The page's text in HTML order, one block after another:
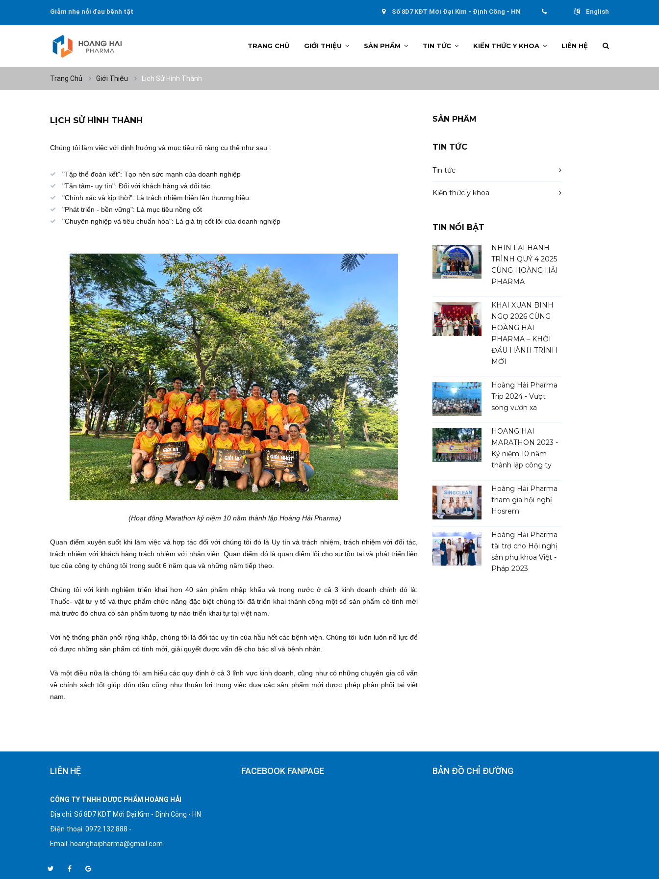
Giảm nhẹ nỗi đau bệnh tật
Nâng cao chất lượng cuộc sống
Số 8D7 KĐT Mới Đại Kim - Định Công - HN English
TRANG CHỦ GIỚI THIỆU SẢN PHẨM TIN TỨC KIẾN THỨC Y KHOA LIÊN HỆ
Trang Chủ Giới Thiệu Lịch Sử Hình Thành
LỊCH SỬ HÌNH THÀNH
Chúng tôi làm việc với định hướng và mục tiêu rõ ràng cụ thể như sau :
"Tập thể đoàn kết": Tạo nên sức mạnh của doanh nghiệp
"Tận tâm- uy tín": Đối với khách hàng và đối tác.
"Chính xác và kịp thời": Là trách nhiệm hiên lên thương hiệu.
"Phát triển - bền vững": Là mục tiêu nồng cốt
"Chuyên nghiệp và tiêu chuẩn hóa": Là giá trị cốt lõi của doanh nghiệp
(Hoạt động Marathon kỷ niệm 10 năm thành lập Hoàng Hải Pharma)
Quan điểm xuyên suốt khi làm việc và hợp tác đối với chúng tôi đó là Uy tín và trách nhiệm, trách nhiệm với đối tác,
trách nhiệm với khách hàng trách nhiệm với nhân viên. Quan điểm đó là quan điểm lõi cho sự tồn tại và phát triển liên
tục của công ty chúng tôi trong suốt 6 năm qua và những năm tiếp theo.
Chúng tôi với kinh nghiệm triển khai hơn 40 sản phẩm nhập khẩu và trong nước ở cả 3 kinh doanh chính đó là:
Thuốc- vật tư y tế và thực phẩm chức năng đặc biệt chúng tôi đã triển khai thành công một số sản phẩm có tính mới
mà trước đó chưa có sản phẩm tương tự nào triển khai tự tại việt nam.
Với hệ thống phân phối rộng khắp, chúng tôi là đối tác uy tín của hầu hết các bệnh viện. Chúng tôi luôn luôn nỗ lực để
có được những sản phẩm có tính mới, giải quyết được vấn đề cho bác sĩ và bệnh nhân.
Và một điều nữa là chúng tôi am hiểu các quy định ở cả 3 lĩnh vực kinh doanh, cũng như có những chuyên gia cố vấn
về chính sách tốt giúp đón đầu cũng như thuận lợi trong việc đưa các sản phẩm mới được phép phân phối tại việt
nam.
SẢN PHẨM
TIN TỨC
Tin tức
Kiến thức y khoa
TIN NỔI BẬT
NHÌN LẠI HÀNH
TRÌNH QUÝ 4 2025
CÙNG HOÀNG HẢI
PHARMA
KHAI XUÂN BÍNH
NGỌ 2026 CÙNG
HOÀNG HẢI
PHARMA – KHỞI
ĐẦU HÀNH TRÌNH
MỚI
Hoàng Hải Pharma
Trip 2024 - Vượt
sóng vươn xa
HOÀNG HẢI
MARATHON 2023 -
Kỷ niệm 10 năm
thành lập công ty
Hoàng Hải Pharma
tham gia hội nghị
Hosrem
Hoàng Hải Pharma
tài trợ cho Hội nghị
sản phụ khoa Việt -
Pháp 2023
LIÊN HỆ
CÔNG TY TNHH DƯỢC PHẨM HOÀNG HẢI
Địa chỉ: Số 8D7 KĐT Mới Đại Kim - Định Công - HN
Điện thoại: 0972.132.888 -
Email: hoanghaipharma@gmail.com
FACEBOOK FANPAGE BẢN ĐỒ CHỈ ĐƯỜNG